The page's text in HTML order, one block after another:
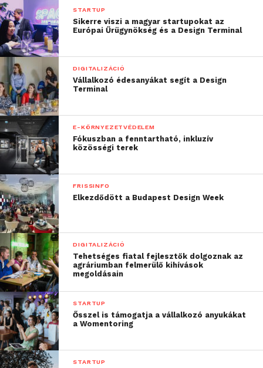
STARTUP
Sikerre viszi a magyar startupokat az
Európai Űrügynökség és a Design Terminal
DIGITALIZÁCIÓ
Vállalkozó édesanyákat segít a Design
Terminal
E-KÖRNYEZETVÉDELEM
Fókuszban a fenntartható, inkluzív
közösségi terek
FRISSINFO
Elkezdődött a Budapest Design Week
DIGITALIZÁCIÓ
Tehetséges fiatal fejlesztők dolgoznak az
agráriumban felmerülő kihívások
megoldásain
STARTUP
Ősszel is támogatja a vállalkozó anyukákat
a Womentoring
STARTUP